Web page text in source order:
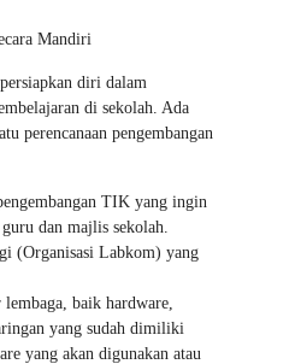
Mandiri
diri dalam
di sekolah. Ada
perencanaan pengembangan
TIK yang ingin
dan majlis sekolah.
(Organisasi Labkom) yang
baik hardware,
yang sudah dimiliki
yang akan digunakan atau